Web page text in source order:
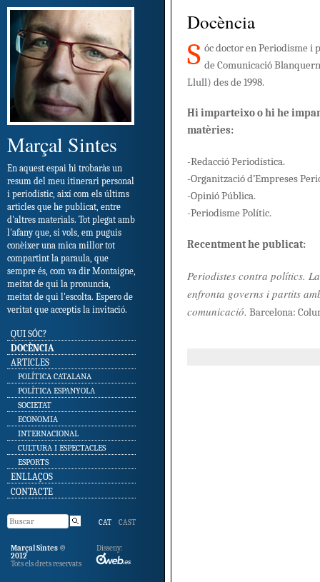
Marçal Sintes
En aquest espai hi trobaràs un
resum del meu itinerari personal
i periodístic, així com els últims
articles que he publicat, entre
d'altres materials. Tot plegat amb
l'afany que, si vols, em puguis
conèixer una mica millor tot
compartint la paraula, que
sempre és, com va dir Montaigne,
meitat de qui la pronuncia,
meitat de qui l'escolta. Espero de
veritat que acceptis la invitació.
SKIP TO CONTENT
QUI SÓC?
DOCÈNCIA
ARTICLES
POLÍTICA CATALANA
POLÍTICA ESPANYOLA
SOCIETAT
ECONOMIA
INTERNACIONAL
CULTURA I ESPECTACLES
ESPORTS
ENLLAÇOS
CONTACTE
CAT CAST
Marçal Sintes ©
2012
Tots els drets reservats
Disseny:
Docència
S óc doctor en Periodisme i
de Comunicació
Llull) des de 1998.
Hi imparteixo o hi he
matèries:
-Redacció Periodística.
-Organització d’Empreses
-Opinió Pública.
-Periodisme Polític.
Recentment he publicat:
Periodistes contra polítics.
enfronta governs i partits
comunicació. Barcelona: